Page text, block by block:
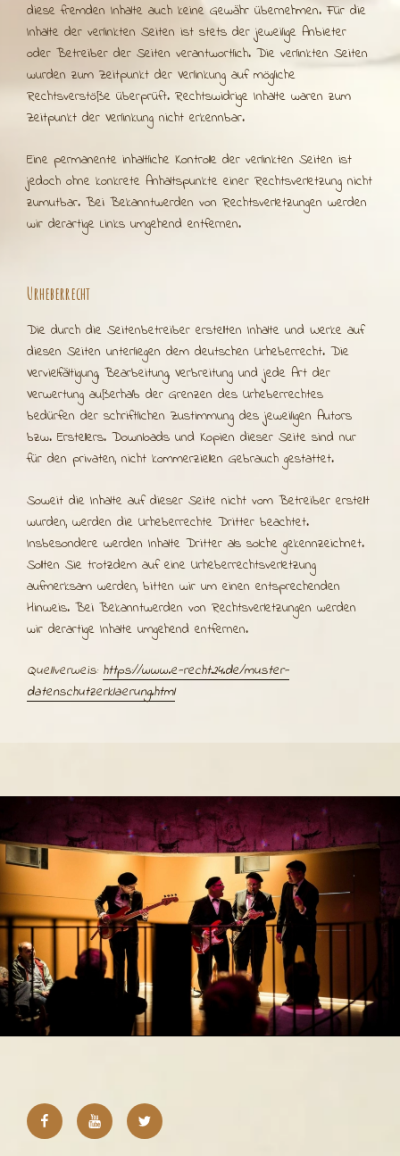
diese fremden Inhalte auch keine Gewähr übernehmen. Für die
Inhalte der verlinkten Seiten ist stets der jeweilige Anbieter
oder Betreiber der Seiten verantwortlich. Die verlinkten Seiten
wurden zum Zeitpunkt der Verlinkung auf mögliche
Rechtsverstöße überprüft. Rechtswidrige Inhalte waren zum
Zeitpunkt der Verlinkung nicht erkennbar.
Eine permanente inhaltliche Kontrolle der verlinkten Seiten ist
jedoch ohne konkrete Anhaltspunkte einer Rechtsverletzung nicht
zumutbar. Bei Bekanntwerden von Rechtsverletzungen werden
wir derartige Links umgehend entfernen.
Urheberrecht
Die durch die Seitenbetreiber erstellten Inhalte und Werke auf
diesen Seiten unterliegen dem deutschen Urheberrecht. Die
Vervielfältigung, Bearbeitung, Verbreitung und jede Art der
Verwertung außerhalb der Grenzen des Urheberrechtes
bedürfen der schriftlichen Zustimmung des jeweiligen Autors
bzw. Erstellers. Downloads und Kopien dieser Seite sind nur
für den privaten, nicht kommerziellen Gebrauch gestattet.
Soweit die Inhalte auf dieser Seite nicht vom Betreiber erstellt
wurden, werden die Urheberrechte Dritter beachtet.
Insbesondere werden Inhalte Dritter als solche gekennzeichnet.
Sollten Sie trotzdem auf eine Urheberrechtsverletzung
aufmerksam werden, bitten wir um einen entsprechenden
Hinweis. Bei Bekanntwerden von Rechtsverletzungen werden
wir derartige Inhalte umgehend entfernen.
Quellverweis: https://www.e-recht24.de/muster-
datenschutzerklaerung.html
FacebookYoutube Twitter